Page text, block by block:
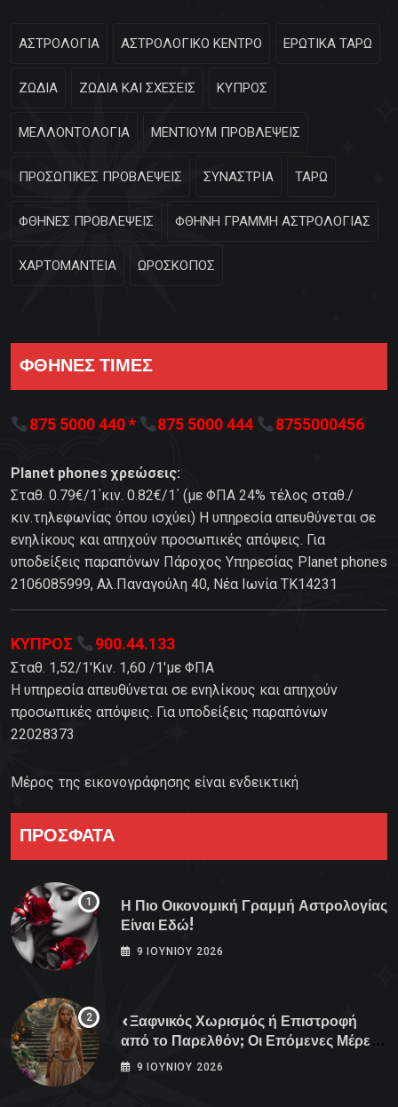
ΑΣΤΡΟΛΟΓΙΑ ΑΣΤΡΟΛΟΓΙΚΟ ΚΕΝΤΡΟ ΕΡΩΤΙΚΑ ΤΑΡΩ
ΖΩΔΙΑ ΖΩΔΙΑ ΚΑΙ ΣΧΕΣΕΙΣ ΚΥΠΡΟΣ
ΜΕΛΛΟΝΤΟΛΟΓΙΑ ΜΕΝΤΙΟΥΜ ΠΡΟΒΛΕΨΕΙΣ
ΠΡΟΣΩΠΙΚΕΣ ΠΡΟΒΛΕΨΕΙΣ ΣΥΝΑΣΤΡΙΑ ΤΑΡΩ
ΦΘΗΝΕΣ ΠΡΟΒΛΕΨΕΙΣ ΦΘΗΝΗ ΓΡΑΜΜΗ ΑΣΤΡΟΛΟΓΙΑΣ
ΧΑΡΤΟΜΑΝΤΕΙΑ ΩΡΟΣΚΟΠΟΣ
ΦΘΗΝΕΣ ΤΙΜΕΣ
875 5000 440 * 875 5000 444 8755000456
Planet phones χρεώσεις:
Σταθ. 0.79€/1΄κιν. 0.82€/1΄ (με ΦΠΑ 24% τέλος σταθ./
κιν.τηλεφωνίας όπου ισχύει) Η υπηρεσία απευθύνεται σε
ενηλίκους και απηχούν προσωπικές απόψεις. Για
υποδείξεις παραπόνων Πάροχος Υπηρεσίας Planet phones
2106085999, Αλ.Παναγούλη 40, Νέα Ιωνία TK14231
ΚΥΠΡΟΣ 900.44.133
Σταθ. 1,52/1'Κιν. 1,60 /1'με ΦΠΑ
Η υπηρεσία απευθύνεται σε ενηλίκους και απηχούν
προσωπικές απόψεις. Για υποδείξεις παραπόνων
22028373
Μέρος της εικονογράφησης είναι ενδεικτική
ΠΡΟΣΦΑΤΑ
Η Πιο Οικονομική Γραμμή Αστρολογίας
Είναι Εδώ!
9 ΙΟΥΝΊΟΥ 2026
«Ξαφνικός Χωρισμός ή Επιστροφή
από το Παρελθόν; Οι Επόμενες Μέρες
Κρύβουν ΣΟΚ για αυτά τα Ζώδια»
9 ΙΟΥΝΊΟΥ 2026